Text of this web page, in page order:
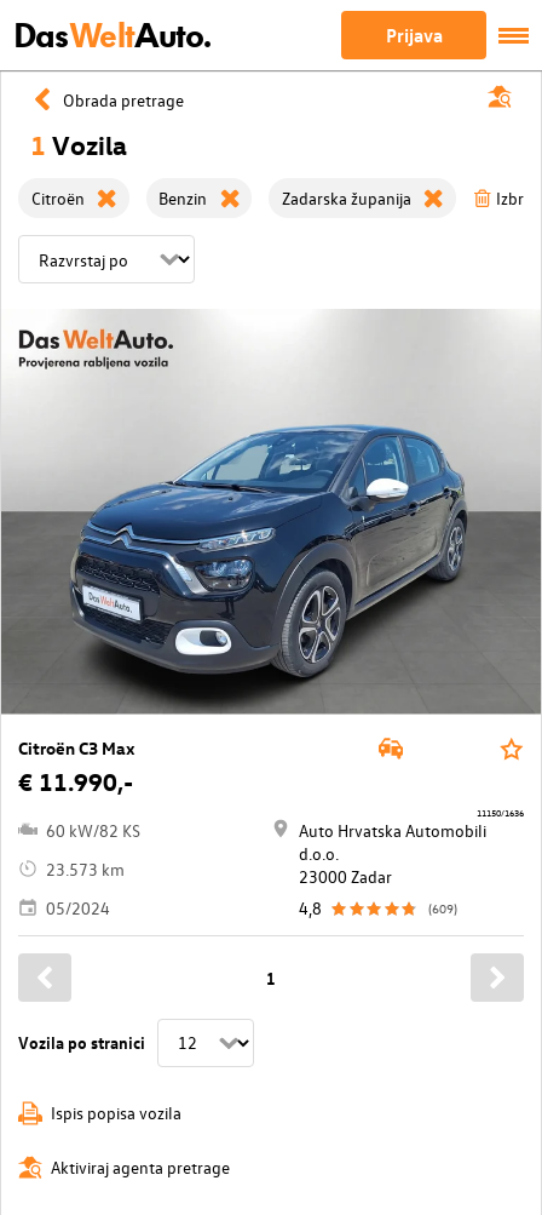
DasWeltAuto. Prijava
Obrada pretrage
1 Vozila
Citroën Benzin Zadarska županija
Citroën C3 Max
€ 11.990,-
60 kW/82 KS
23.573 km
05/2024
Auto Hrvatska Automobili
d.o.o.
23000 Zadar
4,8
(609)
11150/1636
Vozila po stranici
1
Ispis popisa vozila
Aktiviraj agenta pretrage